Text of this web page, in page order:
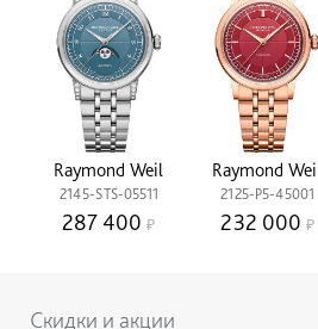
Raymond Weil
2145-STS-05511
287 400
Raymond
2125-P5-45001
232 000
Скидки и акции